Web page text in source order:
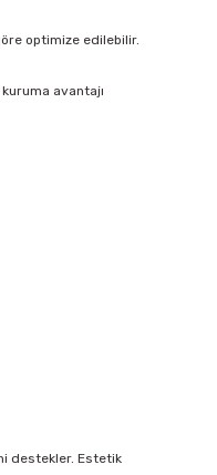
optimize edilebilir.
avantajı
destekler. Estetik